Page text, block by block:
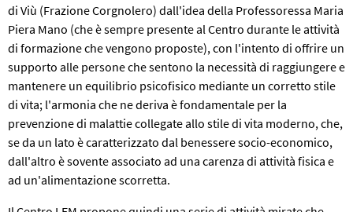
di Viù (Frazione Corgnolero) dall'idea della Professoressa Maria
Piera Mano (che è sempre presente al Centro durante le attività
di formazione che vengono proposte), con l'intento di offrire un
supporto alle persone che sentono la necessità di raggiungere e
mantenere un equilibrio psicofisico mediante un corretto stile
di vita; l'armonia che ne deriva è fondamentale per la
prevenzione di malattie collegate allo stile di vita moderno, che,
se da un lato è caratterizzato dal benessere socio-economico,
dall'altro è sovente associato ad una carenza di attività fisica e
ad un'alimentazione scorretta.